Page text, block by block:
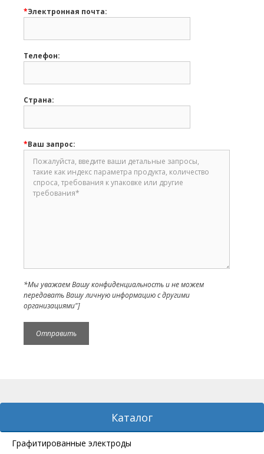
*Электронная почта:
Телефон:
Страна:
*Ваш запрос:
*Мы уважаем Вашу конфиденциальность и не можем
передавать Вашу личную информацию с другими
организациями"]
Каталог
Графитированные электроды